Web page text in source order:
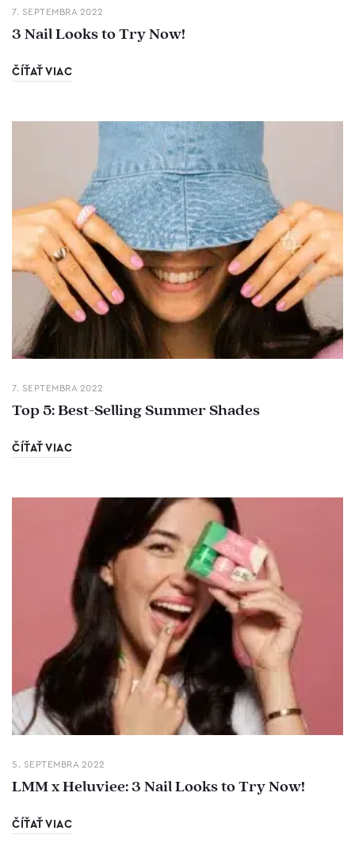
7. SEPTEMBRA 2022
3 Nail Looks to Try Now!
ČÍŤAŤ VIAC
7. SEPTEMBRA 2022
Top 5: Best-Selling Summer Shades
ČÍŤAŤ VIAC
5. SEPTEMBRA 2022
LMM x Heluviee: 3 Nail Looks to Try Now!
ČÍŤAŤ VIAC